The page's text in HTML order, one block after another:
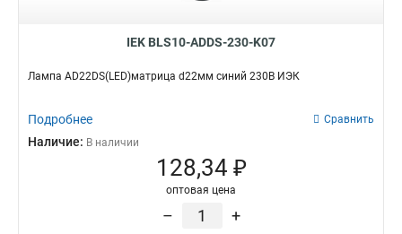
IEK BLS10-ADDS-230-K07
Лампа AD22DS(LED)матрица d22мм синий 230В ИЭК
Подробнее Сравнить
Наличие: В наличии
128,34 ₽
оптовая цена
– +